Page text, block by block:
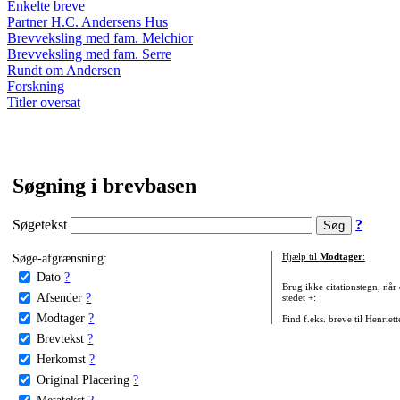
Enkelte breve
Partner H.C. Andersens Hus
Brevveksling med fam. Melchior
Brevveksling med fam. Serre
Rundt om Andersen
Forskning
Titler oversat
Søgning i brevbasen
Søgetekst ?
Søge-afgrænsning:
Dato ?
Afsender ?
Modtager ?
Brevtekst ?
Herkomst ?
Original Placering ?
Hjælp til Modtager:
Brug ikke citationstegn, når
stedet +:
Find f.eks. breve til